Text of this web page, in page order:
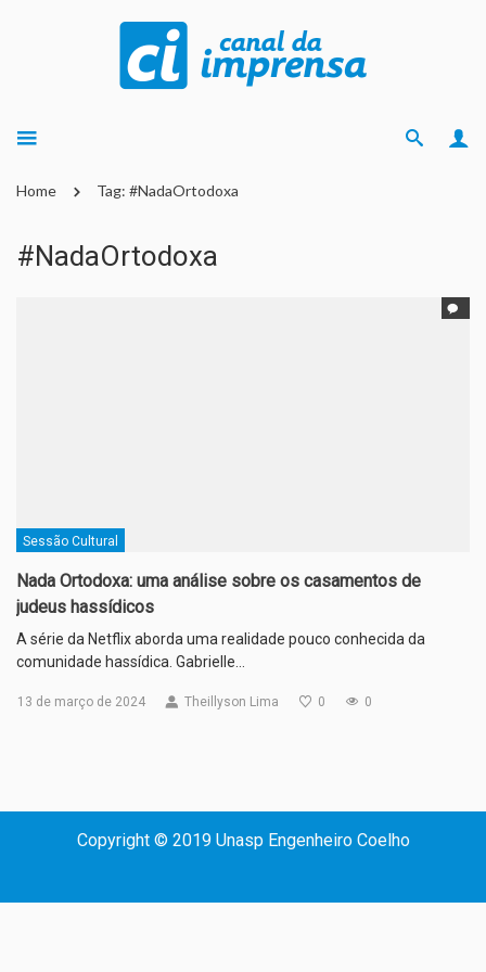
Home Tag: #NadaOrtodoxa
#NadaOrtodoxa
Sessão Cultural
Nada Ortodoxa: uma análise sobre os casamentos de
judeus hassídicos
A série da Netflix aborda uma realidade pouco conhecida da
comunidade hassídica. Gabrielle…
13 de março de 2024 Theillyson Lima 0 0
Copyright © 2019 Unasp Engenheiro Coelho